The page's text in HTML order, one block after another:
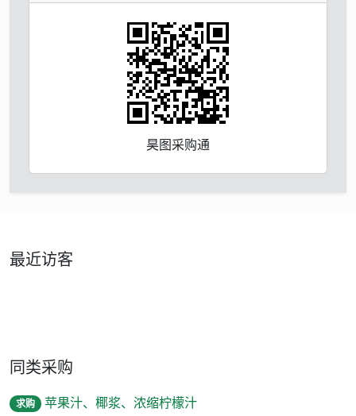
昊图采购通
最近访客
同类采购
求购 苹果汁、椰浆、浓缩柠檬汁